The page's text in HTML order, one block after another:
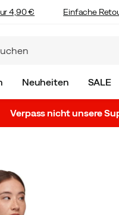
4,90 € Einfache
Neuheiten SALE
Verpass nicht unsere